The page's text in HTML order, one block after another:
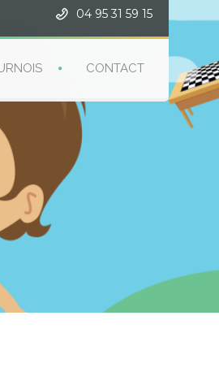
04 95 31 59 15
CONTACT